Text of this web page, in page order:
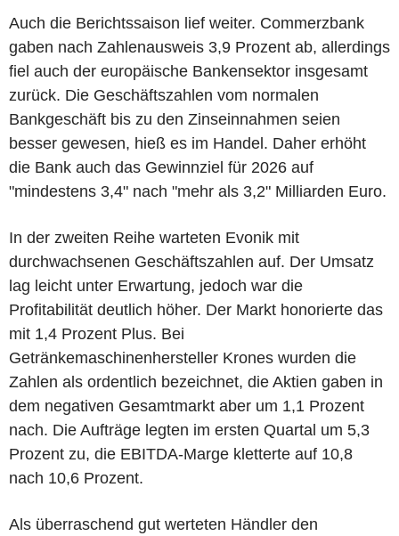
Auch die Berichtssaison lief weiter. Commerzbank
gaben nach Zahlenausweis 3,9 Prozent ab, allerdings
fiel auch der europäische Bankensektor insgesamt
zurück. Die Geschäftszahlen vom normalen
Bankgeschäft bis zu den Zinseinnahmen seien
besser gewesen, hieß es im Handel. Daher erhöht
die Bank auch das Gewinnziel für 2026 auf
"mindestens 3,4" nach "mehr als 3,2" Milliarden Euro.
In der zweiten Reihe warteten Evonik mit
durchwachsenen Geschäftszahlen auf. Der Umsatz
lag leicht unter Erwartung, jedoch war die
Profitabilität deutlich höher. Der Markt honorierte das
mit 1,4 Prozent Plus. Bei
Getränkemaschinenhersteller Krones wurden die
Zahlen als ordentlich bezeichnet, die Aktien gaben in
dem negativen Gesamtmarkt aber um 1,1 Prozent
nach. Die Aufträge legten im ersten Quartal um 5,3
Prozent zu, die EBITDA-Marge kletterte auf 10,8
nach 10,6 Prozent.
Als überraschend gut werteten Händler den